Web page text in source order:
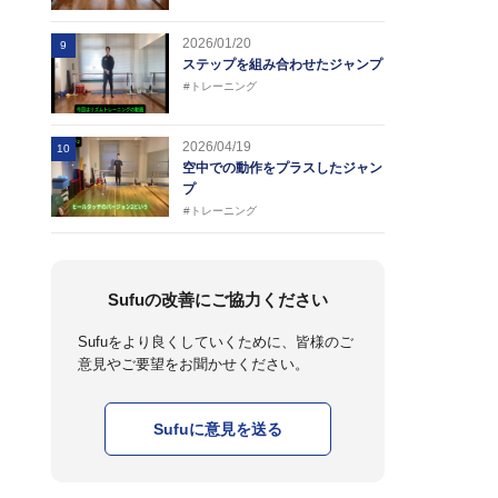
9
2026/01/20
ステップを組み合わせたジャンプ
#トレーニング
10
2026/04/19
空中での動作をプラスしたジャン
プ
#トレーニング
Sufuの改善にご協力ください
Sufuをより良くしていくために、皆様のご
意見やご要望をお聞かせください。
Sufuに意見を送る